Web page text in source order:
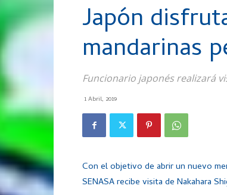
Japón
mandarinas
Funcionario japonés realizará
1 Abril, 2019
Con el objetivo de abrir un nuevo
SENASA recibe visita de Nakahara